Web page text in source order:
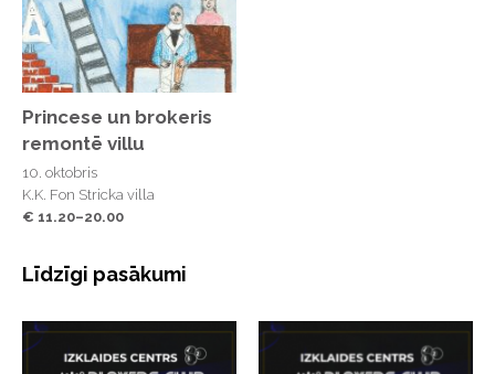
Princese un brokeris
remontē villu
10. oktobris
K.K. Fon Stricka villa
€ 11.20–20.00
Līdzīgi pasākumi